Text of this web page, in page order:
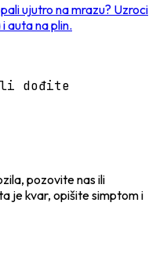
ujutro na mrazu? Uzroci
auta na plin.
dođite
pozovite nas ili
je kvar, opišite simptom i